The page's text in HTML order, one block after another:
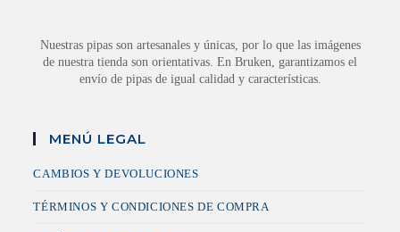
Nuestras pipas son artesanales y únicas, por lo que las imágenes
de nuestra tienda son orientativas. En Bruken, garantizamos el
envío de pipas de igual calidad y características.
MENÚ LEGAL
CAMBIOS Y DEVOLUCIONES
TÉRMINOS Y CONDICIONES DE COMPRA